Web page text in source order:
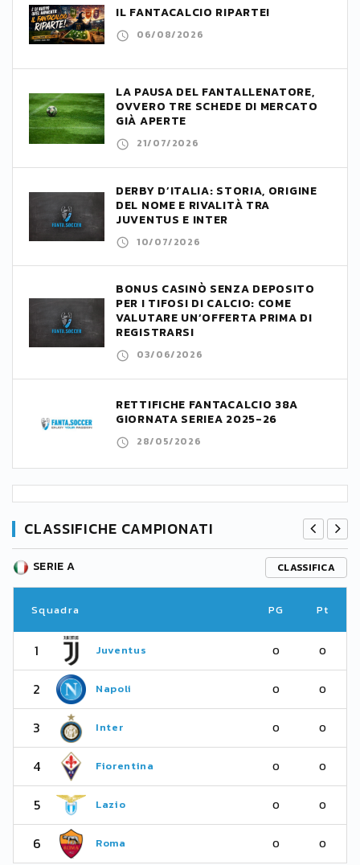
IL FANTACALCIO RIPARTE!
06/08/2026
LA PAUSA DEL FANTALLENATORE,
OVVERO TRE SCHEDE DI MERCATO
GIÀ APERTE
21/07/2026
DERBY D’ITALIA: STORIA, ORIGINE
DEL NOME E RIVALITÀ TRA
JUVENTUS E INTER
10/07/2026
BONUS CASINÒ SENZA DEPOSITO
PER I TIFOSI DI CALCIO: COME
VALUTARE UN’OFFERTA PRIMA DI
REGISTRARSI
03/06/2026
RETTIFICHE FANTACALCIO 38A
GIORNATA SERIEA 2025-26
28/05/2026
CLASSIFICHE CAMPIONATI
SERIE A CLASSIFICA
Squadra PG Pt
1 Juventus 0 0
2 Napoli 0 0
3 Inter 0 0
4 Fiorentina 0 0
5 Lazio 0 0
6 Roma 0 0